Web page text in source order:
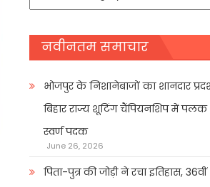
नवीनतम समाचार
भोजपुर के निशानेबाजों का शानदार
बिहार राज्य शूटिंग चैंपियनशिप में पलक
स्वर्ण पदक
June 26, 2026
पिता-पुत्र की जोड़ी ने रचा इतिहास, 36वीं